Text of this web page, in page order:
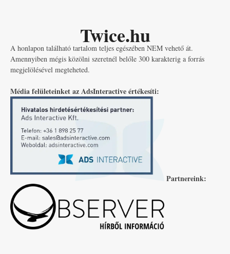
Twice.hu
A honlapon található tartalom teljes egészében NEM vehető át.
Amennyiben mégis közölni szeretnél belőle 300 karakterig a forrás
megjelölésével megteheted.
Média felületeinket az AdsInteractive értékesíti:
Partnereink: